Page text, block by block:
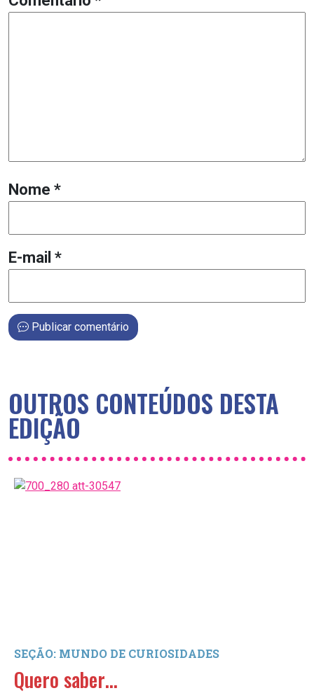
Nome *
E-mail *
Publicar comentário
OUTROS CONTEÚDOS DESTA
EDIÇÃO
SEÇÃO: MUNDO DE CURIOSIDADES
Quero saber…